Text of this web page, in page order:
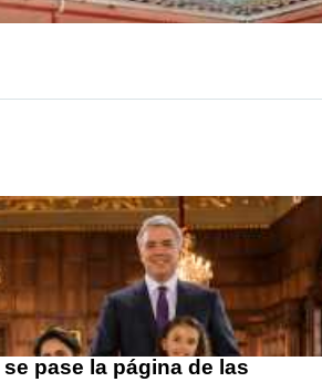
pase la página de las